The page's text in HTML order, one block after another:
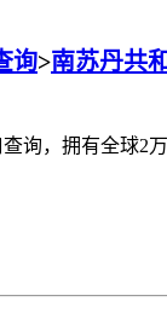
询>南苏丹共
询，拥有全球